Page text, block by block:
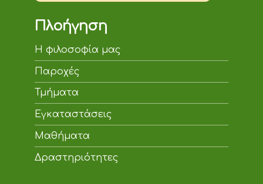
Πλοήγηση
Η φιλοσοφία μας
Παροχές
Τμήματα
Εγκαταστάσεις
Μαθήματα
Δραστηριότητες